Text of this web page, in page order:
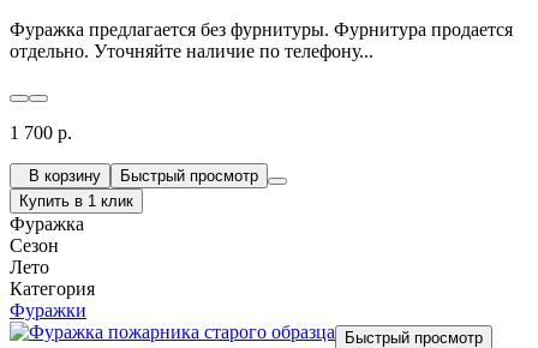
Фуражка предлагается без фурнитуры. Фурнитура продается
отдельно. Уточняйте наличие по телефону...
1 700 р.
В корзину
Быстрый просмотр
Купить в 1 клик
Фуражка
Сезон
Лето
Категория
Фуражки
Быстрый просмотр